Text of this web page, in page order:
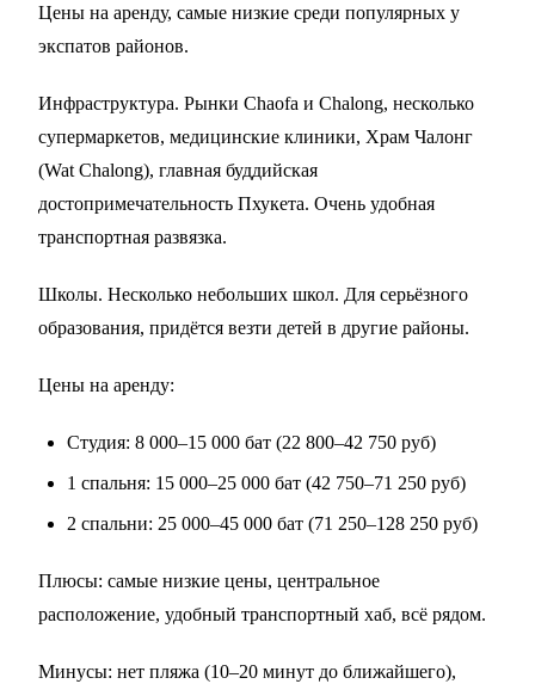
Цены на аренду, самые низкие среди популярных у
экспатов районов.
Инфраструктура. Рынки Chaofa и Chalong, несколько
супермаркетов, медицинские клиники, Храм Чалонг
(Wat Chalong), главная буддийская
достопримечательность Пхукета. Очень удобная
транспортная развязка.
Школы. Несколько небольших школ. Для серьёзного
образования, придётся везти детей в другие районы.
Цены на аренду:
Студия: 8 000–15 000 бат (22 800–42 750 руб)
1 спальня: 15 000–25 000 бат (42 750–71 250 руб)
2 спальни: 25 000–45 000 бат (71 250–128 250 руб)
Плюсы: самые низкие цены, центральное
расположение, удобный транспортный хаб, всё рядом.
Минусы: нет пляжа (10–20 минут до ближайшего),